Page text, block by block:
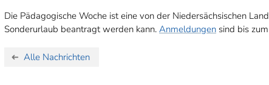
Die Pädagogische Woche ist eine von der Niedersächsischen
Sonderurlaub beantragt werden kann. Anmeldungen sind bis
Alle Nachrichten